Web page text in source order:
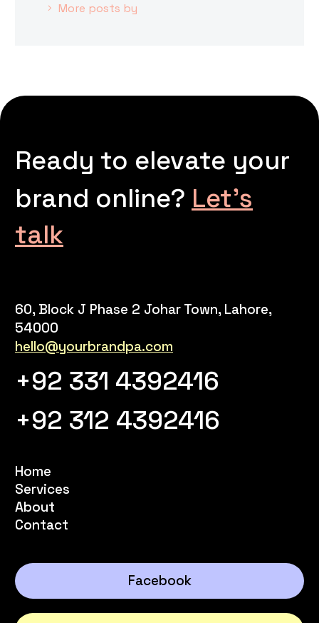
More posts by
Ready to elevate your
brand online? Let’s
talk
60, Block J Phase 2 Johar Town, Lahore,
54000
hello@yourbrandpa.com
+92 331 4392416
+92 312 4392416
Home
Services
About
Contact
Facebook